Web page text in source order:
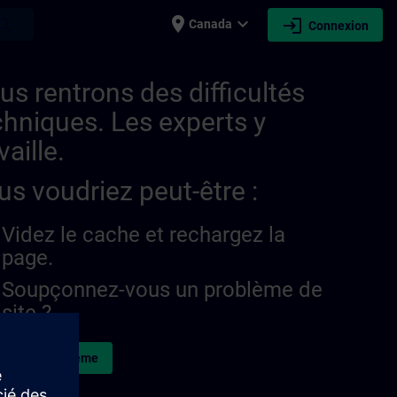
place Canada expand_more login Connexion
rentrons des difficultés
Les experts y
voudriez peut-être :
Videz le cache et rechargez la
page.
Soupçonnez-vous un problème de
site ?
le problème